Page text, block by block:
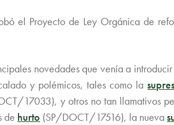
el Proyecto de Ley Orgánica de
novedades que venía a
y polémicos, tales como la
17033), y otros no tan llamativos
de hurto (SP/DOCT/17516), la nueva